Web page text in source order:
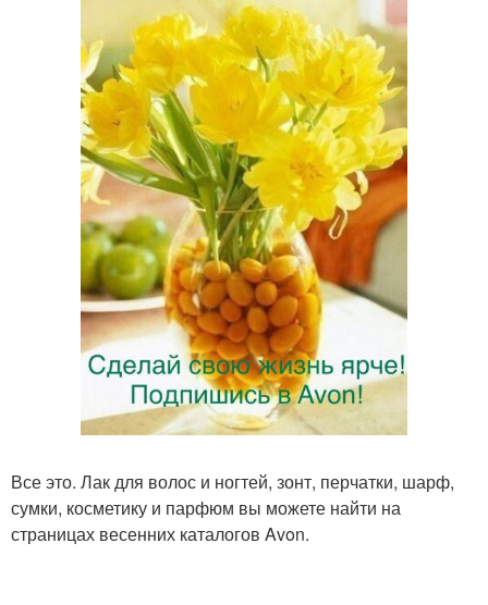
Все это. Лак для волос и ногтей, зонт, перчатки, шарф,
сумки, косметику и парфюм вы можете найти на
страницах весенних каталогов Avon.